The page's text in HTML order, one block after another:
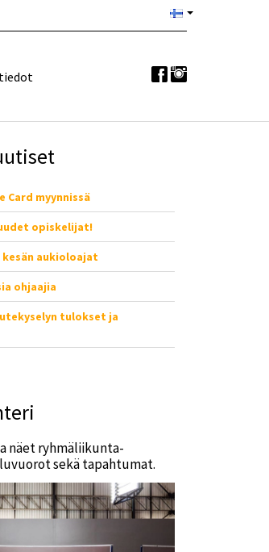
Card myynnissä
opiskelijat!
aukioloajat
ohjaajia
tulokset ja
näet ryhmäliikunta-
sekä tapahtumat.